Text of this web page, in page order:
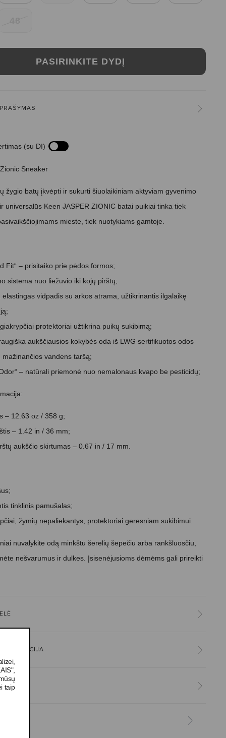
taip
PASIRINKITE DYDĮ
(su DI)
Sneaker
žygio batų įkvėpti ir sukurti šiuolaikiniam aktyviam gyvenimo
universalūs Keen JASPER ZIONIC batai puikiai tinka tiek
mieste, tiek nuotykiams gamtoje.
Fit“ – prisitaiko prie pėdos formos;
sistema nuo liežuvio iki kojų pirštų;
elastingas vidpadis su arkos atrama, užtikrinantis ilgalaikę
protektoriai užtikrina puikų sukibimą;
aukščiausios kokybės oda iš LWG sertifikuotos odos
mažinančios vandens taršą;
Odor“ – natūrali priemonė nuo nemalonaus kvapo be pesticidų;
– 12.63 oz / 358 g;
– 1.42 in / 36 mm;
aukščio skirtumas – 0.67 in / 17 mm.
tinklinis pamušalas;
žymių nepaliekantys, protektoriai geresniam sukibimui.
nuvalykite odą minkštu šerelių šepečiu arba rankšluosčiu,
nešvarumus ir dulkes. Įsisenėjusioms dėmėms gali prireikti